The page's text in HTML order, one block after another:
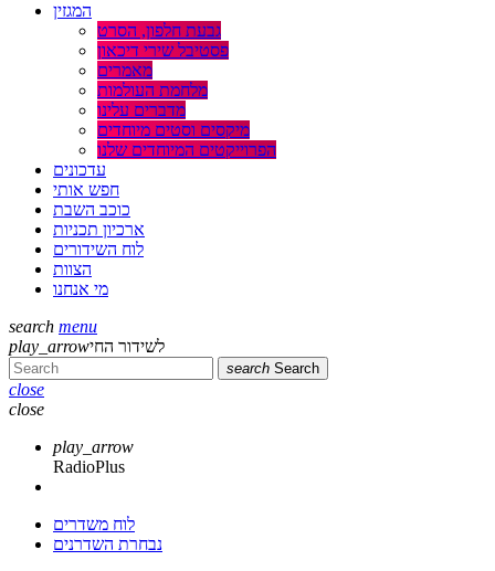
המגזין
גבעת חלפון, הסרט
פסטיבל שירי דיכאון
מאמרים
מלחמת העולמות
מדברים עלינו
מיקסים וסטים מיוחדים
הפרוייקטים המיוחדים שלנו
עדכונים
חפש אותי
כוכב השבת
ארכיון תכניות
לוח השידורים
הצוות
מי אנחנו
search menu
play_arrowלשידור החי
search Search
close
close
play_arrow
RadioPlus
לוח משדרים
נבחרת השדרנים